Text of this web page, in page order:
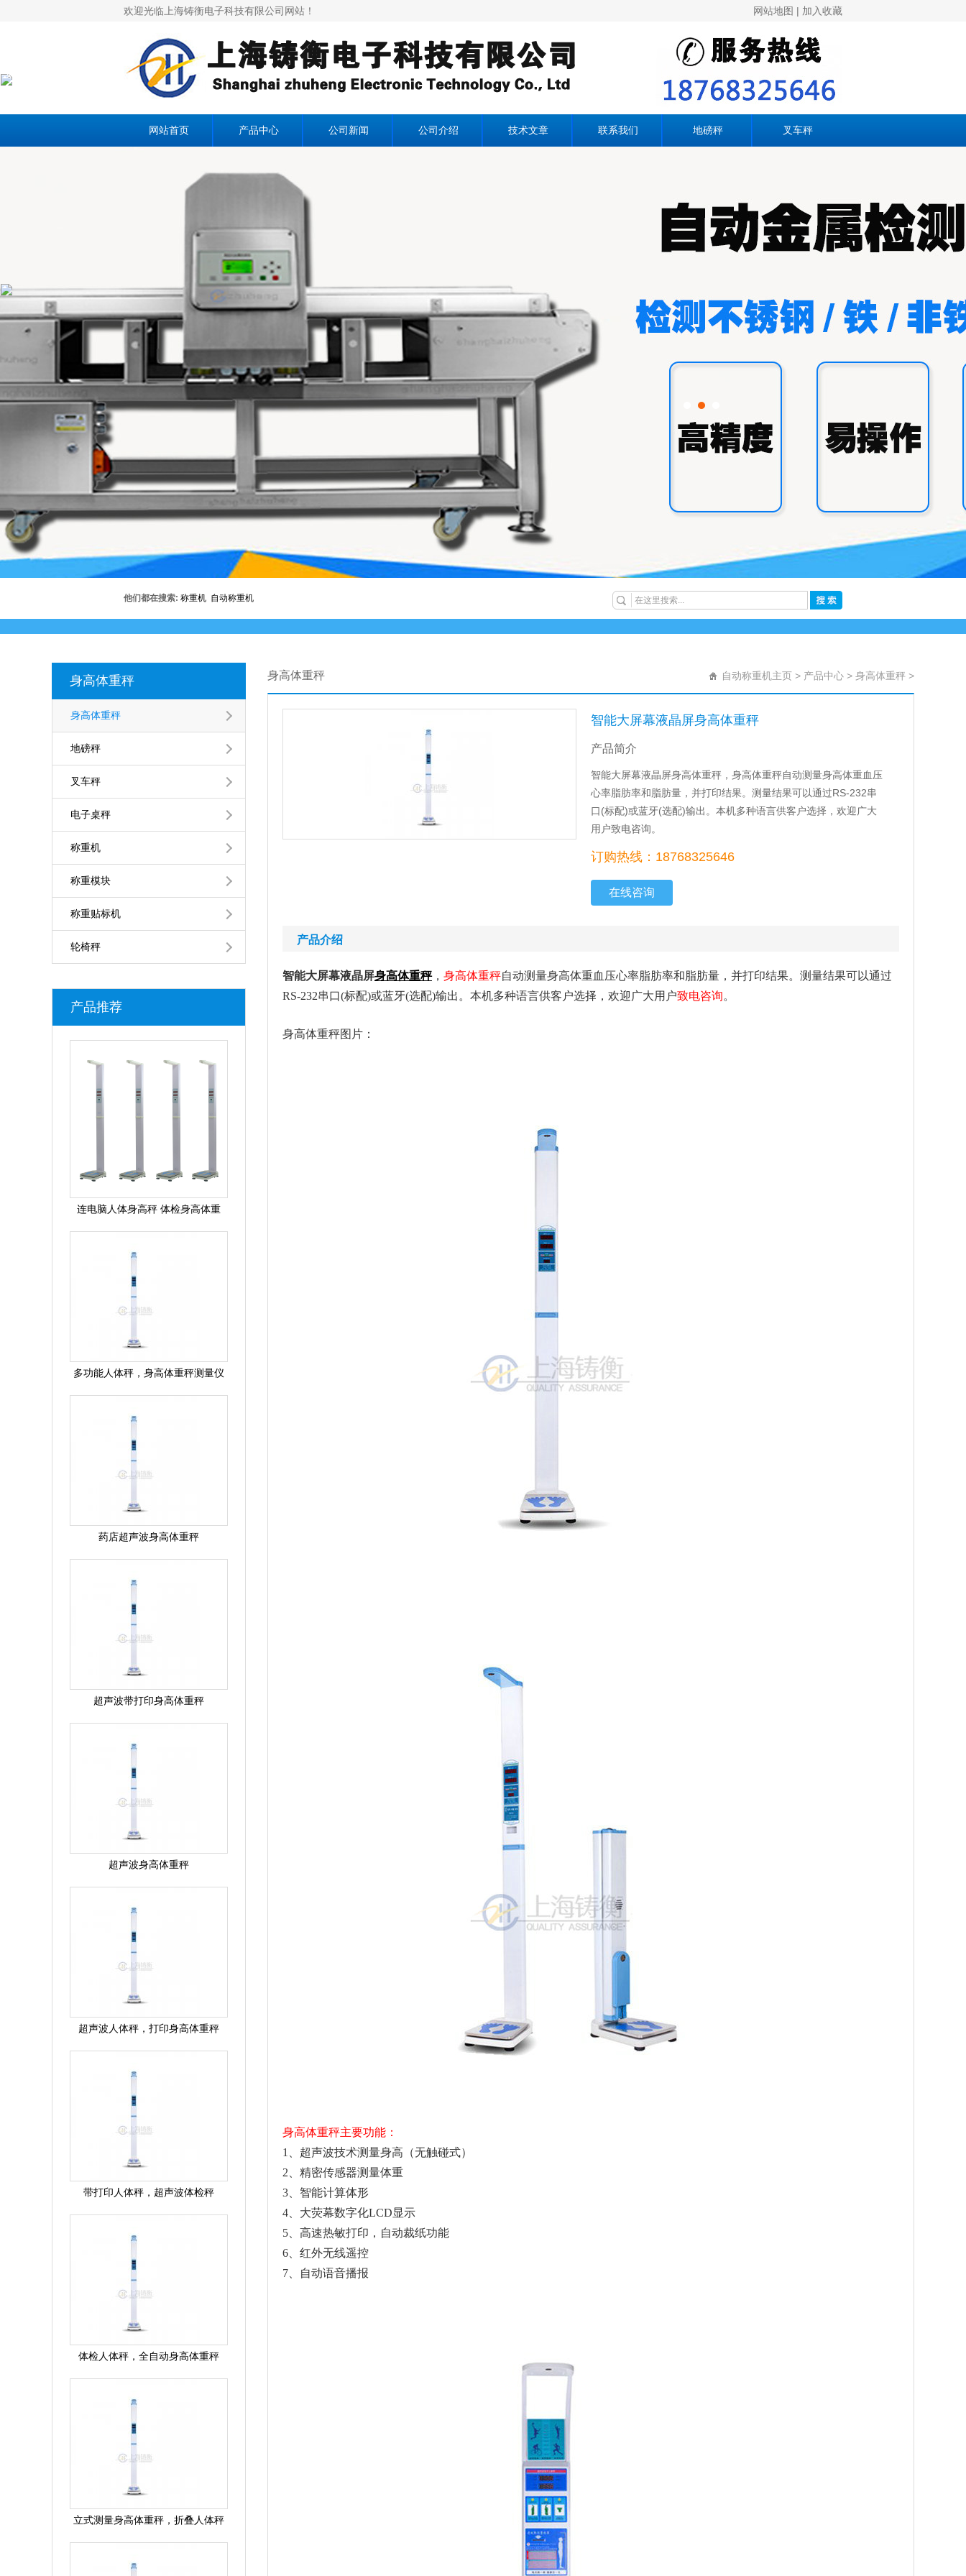
欢迎光临上海铸衡电子科技有限公司网站！ 网站地图 | 加入收藏
网站首页 产品中心 公司新闻 公司介绍 技术文章 联系我们 地磅秤 叉车秤
他们都在搜索: 称重机 自动称重机
身高体重秤
身高体重秤
地磅秤
叉车秤
电子桌秤
称重机
称重模块
称重贴标机
轮椅秤
产品推荐
连电脑人体身高秤 体检身高体重
多功能人体秤，身高体重秤测量仪
药店超声波身高体重秤
超声波带打印身高体重秤
超声波身高体重秤
超声波人体秤，打印身高体重秤
带打印人体秤，超声波体检秤
体检人体秤，全自动身高体重秤
立式测量身高体重秤，折叠人体秤
身高体重秤 自动称重机主页 > 产品中心 > 身高体重秤 >
智能大屏幕液晶屏身高体重秤
产品简介
智能大屏幕液晶屏身高体重秤，身高体重秤自动测量身高体重血压
心率脂肪率和脂肪量，并打印结果。测量结果可以通过RS-232串
口(标配)或蓝牙(选配)输出。本机多种语言供客户选择，欢迎广大
用户致电咨询。
订购热线：18768325646
在线咨询
产品介绍
智能大屏幕液晶屏身高体重秤， 身高体重秤自动测量身高体重血压心率脂肪率和脂肪量，并打印结果。测量结果可以通过
RS-232串口(标配)或蓝牙(选配)输出。本机多种语言供客户选择，欢迎广大用户致电咨询。
身高体重秤图片：
身高体重秤主要功能：
1、超声波技术测量身高（无触碰式）
2、精密传感器测量体重
3、智能计算体形
4、大荧幕数字化LCD显示
5、高速热敏打印，自动裁纸功能
6、红外无线遥控
7、自动语音播报
×